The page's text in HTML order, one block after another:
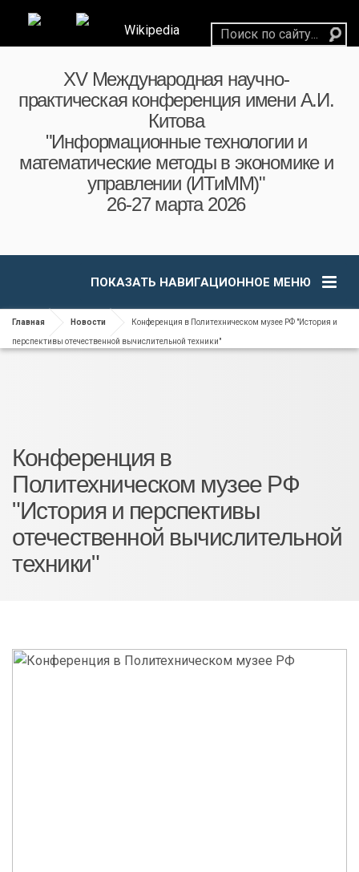
Wikipedia
XV Международная научно-
практическая конференция имени А.И.
Китова
"Информационные технологии и
математические методы в экономике и
управлении (ИТиММ)"
26-27 марта 2026
ПОКАЗАТЬ НАВИГАЦИОННОЕ МЕНЮ
Главная Новости Конференция в Политехническом музее РФ "История и
перспективы отечественной вычислительной техники"
Конференция в
Политехническом музее РФ
"История и перспективы
отечественной вычислительной
техники"